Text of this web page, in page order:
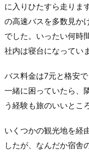
に入りひたすら走りま
の高速バスを多数見か
でした。いったい何時
社内は寝台になってい
バス料金は7元と格安
一緒に困っていたら、
う経験も旅のいいとこ
いくつかの観光地を経
したが、なんだか宿舎